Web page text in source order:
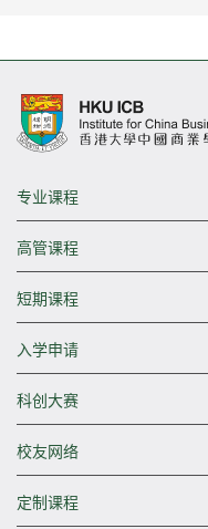
专业课程
高管课程
短期课程
入学申请
科创大赛
校友网络
定制课程